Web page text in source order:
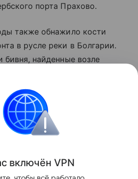
порта Прахово.
также обнажило кости
в русле реки в Болгарии.
бивня, найденные возле
мамонту, жившему во
периода, сообщил AFP
Регионального
Поделиться
включён VPN